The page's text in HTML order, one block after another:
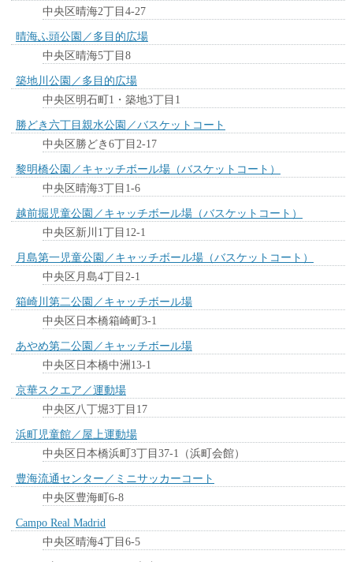
中央区晴海2丁目4-27
晴海ふ頭公園／多目的広場
中央区晴海5丁目8
築地川公園／多目的広場
中央区明石町1・築地3丁目1
勝どき六丁目親水公園／バスケットコート
中央区勝どき6丁目2-17
黎明橋公園／キャッチボール場（バスケットコート）
中央区晴海3丁目1-6
越前掘児童公園／キャッチボール場（バスケットコート）
中央区新川1丁目12-1
月島第一児童公園／キャッチボール場（バスケットコート）
中央区月島4丁目2-1
箱崎川第二公園／キャッチボール場
中央区日本橋箱崎町3-1
あやめ第二公園／キャッチボール場
中央区日本橋中洲13-1
京華スクエア／運動場
中央区八丁堀3丁目17
浜町児童館／屋上運動場
中央区日本橋浜町3丁目37-1（浜町会館）
豊海流通センター／ミニサッカーコート
中央区豊海町6-8
Campo Real Madrid
中央区晴海4丁目6-5